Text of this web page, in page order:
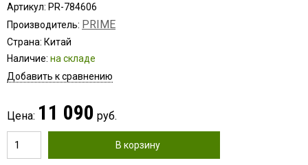
Артикул: PR-784606
Производитель: PRIME
Страна: Китай
Наличие: на складе
Добавить к сравнению
Цена: 11 090 руб.
В корзину